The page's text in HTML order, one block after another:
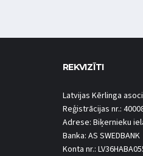
REKVIZĪTI
Latvijas Kērlinga
Reģistrācijas nr.:
Adrese: Biķernieku
Banka: AS SWEDBANK
Konta nr.: